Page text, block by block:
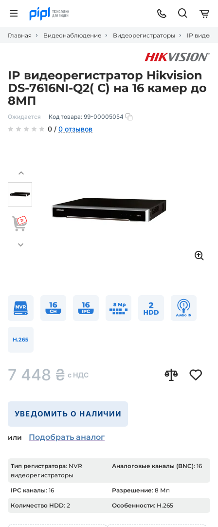
Главная Видеонаблюдение Видеорегистраторы IP
IP видеорегистратор Hikvision
DS-7616NI-Q2( C) на 16 камер до
8МП
Ожидается Код товара: 99-00005054
0 / 0 отзывов
7 448 ₴ с НДС
УВЕДОМИТЬ О НАЛИЧИИ
или Подобрать аналог
Тип регистратора: NVR
видеорегистраторы
Аналоговые каналы (BNC): 16
IPC каналы: 16 Разрешение: 8 Мп
Количество HDD: 2 Особенности: H.265